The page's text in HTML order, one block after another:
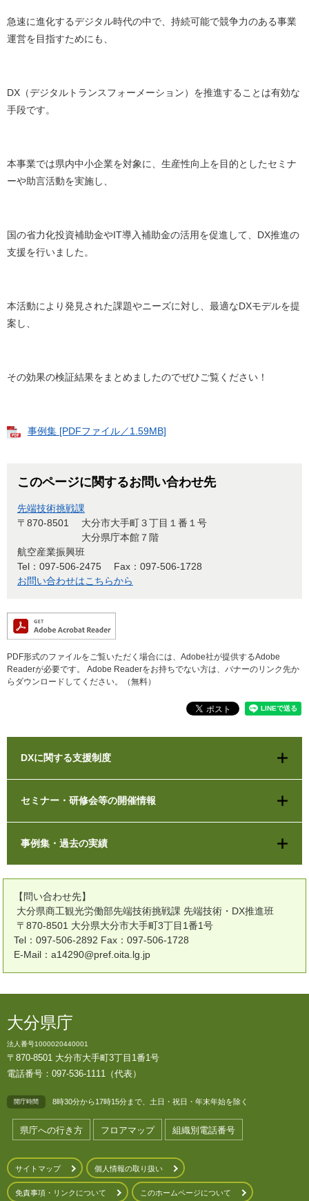
急速に進化するデジタル時代の中で、持続可能で競争力のある事業
運営を目指すためにも、
DX（デジタルトランスフォーメーション）を推進することは有効な
手段です。
本事業では県内中小企業を対象に、生産性向上を目的としたセミナ
ーや助言活動を実施し、
国の省力化投資補助金やIT導入補助金の活用を促進して、DX推進の
支援を行いました。
本活動により発見された課題やニーズに対し​、最適なDXモデルを提
案し、
その効果の検証結果をまとめましたのでぜひご覧ください！
事例集 [PDFファイル／1.59MB]
このページに関するお問い合わせ先
先端技術挑戦課
〒870-8501
大分市大手町３丁目１番１号
大分県庁本館７階
航空産業振興班
Tel：097-506-2475
Fax：097-506-1728
お問い合わせはこちらから
PDF形式のファイルをご覧いただく場合には、Adobe社が提供するAdobe
Readerが必要です。
Adobe Readerをお持ちでない方は、バナーのリンク先か
らダウンロードしてください。（無料）
DXに関する支援制度
セミナー・研修会等の開催情報
事例集・過去の実績
【問い合わせ先】
大分県商工観光労働部先端技術挑戦課 先端技術・DX推進班
〒870-8501 大分県大分市大手町3丁目1番1号
Tel：097-506-2892 Fax：097-506-1728
E-Mail：a14290@pref.oita.lg.jp
大分県庁
法人番号1000020440001
〒870-8501 大分市大手町3丁目1番1号
電話番号：097-536-1111（代表）
開庁時間 8時30分から17時15分まで、土日・祝日・年末年始を除く
県庁への行き方 フロアマップ 組織別電話番号
サイトマップ 個人情報の取り扱い
免責事項・リンクについて このホームページについて